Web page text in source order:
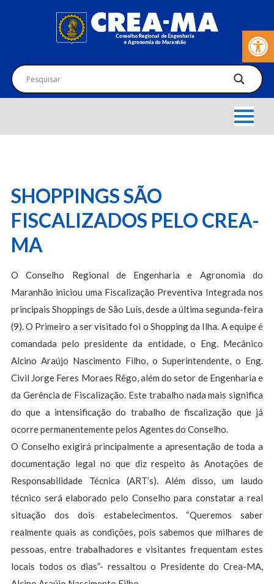
Barra de
SHOPPINGS SÃO
FISCALIZADOS PELO CREA-
MA
O Conselho Regional de Engenharia e Agronomia do
Maranhão iniciou uma Fiscalização Preventiva Integrada nos
principais Shoppings de São Luís, desde a última segunda-feira
(9). O Primeiro a ser visitado foi o Shopping da Ilha. A equipe é
comandada pelo presidente da entidade, o Eng. Mecânico
Alcino Araújo Nascimento Filho, o Superintendente, o Eng.
Civil Jorge Feres Moraes Rêgo, além do setor de Engenharia e
da Gerência de Fiscalização. Este trabalho nada mais significa
do que a intensificação do trabalho de fiscalização que já
ocorre permanentemente pelos Agentes do Conselho.
O Conselho exigirá principalmente a apresentação de toda a
documentação legal no que diz respeito às Anotações de
Responsabilidade Técnica (ART’s). Além disso, um laudo
técnico será elaborado pelo Conselho para constatar a real
situação dos dois estabelecimentos. “Queremos saber
realmente quais as condições, pois sabemos que milhares de
pessoas, entre trabalhadores e visitantes frequentam estes
locais todos os dias”- ressaltou o Presidente do Crea-MA,